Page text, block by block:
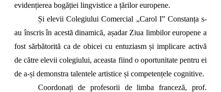
evidențierea bogăției lingvistice a țărilor europene.
Și elevii Colegiului Comercial „Carol I” Constanța s-
au înscris în acestă dinamică, așadar Ziua limbilor europene a
fost sărbătorită ca de obicei cu entuziasm și implicare activă
de către elevii colegiului, aceasta fiind o oportunitate pentru ei
de a-și demonstra talentele artistice și competențele cognitive.
Coordonați de profesorii de limba franceză, prof.